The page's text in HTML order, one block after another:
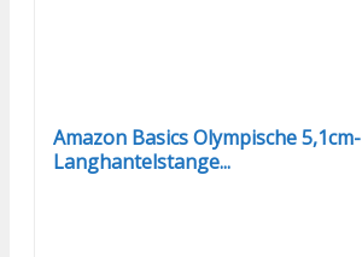
Amazon Basics Olympische 5,1cm-
Langhantelstange...